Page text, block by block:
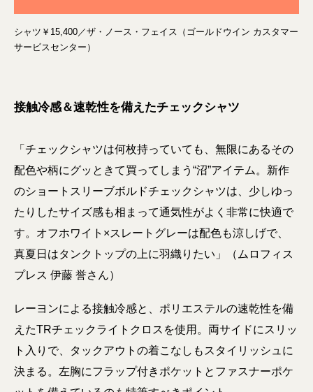
シャツ￥15,400／ザ・ノース・フェイス（ゴールドウイン カスタマー
サービスセンター）
接触冷感＆速乾性を備えたチェックシャツ
「チェックシャツは何枚持っていても、無限にあるその
配色や柄にグッときて買ってしまう“沼”アイテム。新作
のショートスリーブボルドチェックシャツは、少しゆっ
たりしたサイズ感も相まって通気性がよく非常に快適で
す。オフホワイト×スレートグレーは配色も涼しげで、
真夏日はタンクトップの上に羽織りたい」（ムロフィス
プレス 伊藤 誉さん）
レーヨンによる接触冷感と、ポリエステルの速乾性を備
えたTRチェックライトクロスを使用。両サイドにスリッ
ト入りで、タックアウトの着こなしもスタイリッシュに
決まる。左胸にフラップ付きポケットとファスナーポケ